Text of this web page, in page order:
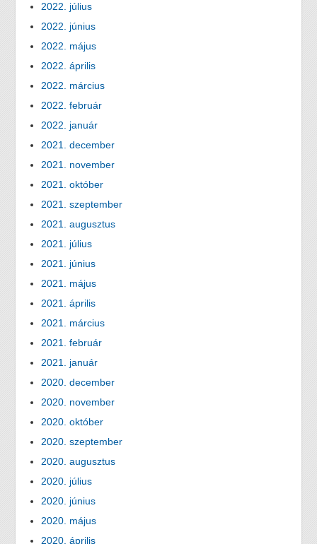
2022. július
2022. június
2022. május
2022. április
2022. március
2022. február
2022. január
2021. december
2021. november
2021. október
2021. szeptember
2021. augusztus
2021. július
2021. június
2021. május
2021. április
2021. március
2021. február
2021. január
2020. december
2020. november
2020. október
2020. szeptember
2020. augusztus
2020. július
2020. június
2020. május
2020. április